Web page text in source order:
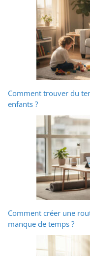
Comment trouver du
enfants ?
Comment créer une
manque de temps ?